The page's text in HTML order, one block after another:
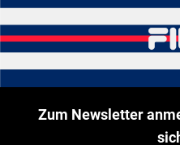
Zum Newsletter